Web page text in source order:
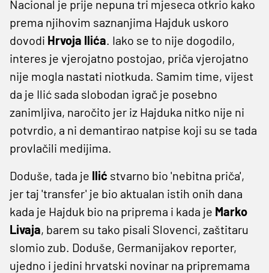
Nacional je prije nepuna tri mjeseca otkrio kako
prema njihovim saznanjima Hajduk uskoro
dovodi Hrvoja Ilića. Iako se to nije dogodilo,
interes je vjerojatno postojao, priča vjerojatno
nije mogla nastati niotkuda. Samim time, vijest
da je Ilić sada slobodan igrač je posebno
zanimljiva, naročito jer iz Hajduka nitko nije ni
potvrdio, a ni demantirao natpise koji su se tada
provlačili medijima.
Doduše, tada je Ilić stvarno bio 'nebitna priča',
jer taj 'transfer' je bio aktualan istih onih dana
kada je Hajduk bio na priprema i kada je Marko
Livaja, barem su tako pisali Slovenci, zaštitaru
slomio zub. Doduše, Germanijakov reporter,
ujedno i jedini hrvatski novinar na pripremama